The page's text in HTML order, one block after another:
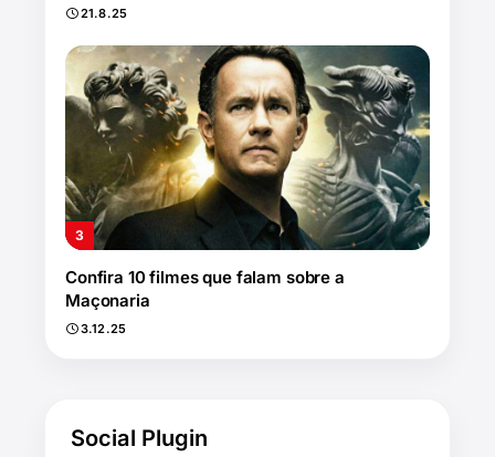
21.8.25
Confira 10 filmes que falam sobre a
Maçonaria
3.12.25
Social Plugin